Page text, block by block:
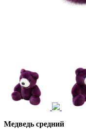
Медведь средний